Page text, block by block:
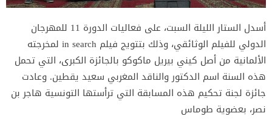
أسدل الستار الليلة السبت، على فعاليات الدورة 11 للمهرجان
الدولي للفيلم الوثائقي، وذلك بتتويج فيلم in search لمخرجته
الألمانية من أصل كيني بيريل ماكوكو بالجائزة الكبرى، التي تحمل
هذه السنة اسم الدكتور والناقد المغربي سعيد يقطين. وعادت
جائزة لجنة تحكيم هذه المسابقة التي ترأستها التونسية هاجر بن
نصر، بعضوية طوماس